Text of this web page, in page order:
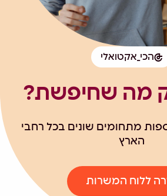
הכי_אקטואלי
מה שחיפשת?
מתחומים שונים בכל רחבי
הארץ
ללוח המשרות